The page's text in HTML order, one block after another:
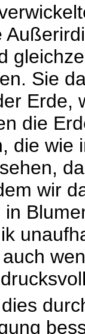
Sie
Erde,
die
die wie
wir
in